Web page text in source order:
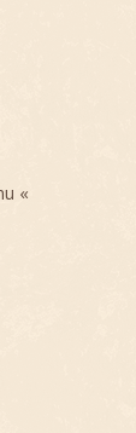
«